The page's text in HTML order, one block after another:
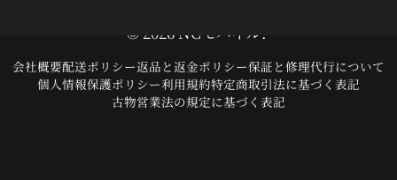
© 2026 NCモバイル.
会社概要配送ポリシー返品と返金ポリシー保証と修理代行について
個人情報保護ポリシー利用規約特定商取引法に基づく表記
古物営業法の規定に基づく表記